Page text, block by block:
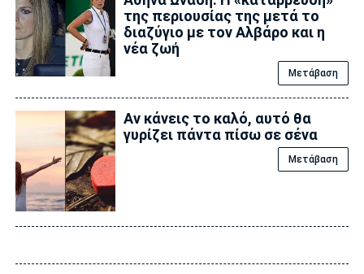
της περιουσίας της μετά το
διαζύγιο με τον Αλβάρο και η
νέα ζωή
Μετάβαση
Αν κάνεις το καλό, αυτό θα
γυρίζει πάντα πίσω σε σένα
Μετάβαση